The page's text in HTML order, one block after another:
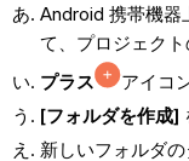
Android 携帯機器
て、プロジェク
プラス
アイコ
[フォルダを作成]
新しいフォルダの